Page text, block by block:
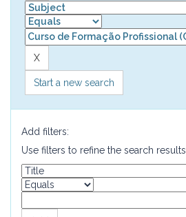
Start a new search
Add filters:
Use filters to refine the search results.